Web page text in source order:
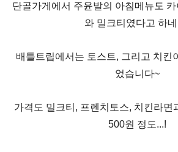
단골가게에서 주윤발의 아침메뉴도
와 밀크티였다고 하
배틀트립에서는 토스트, 그리고 치킨
었습니다~
가격도 밀크티 , 프렌치토스, 치킨라면
500원 정도...!